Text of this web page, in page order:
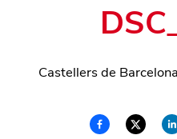
Castellers de Barcelona